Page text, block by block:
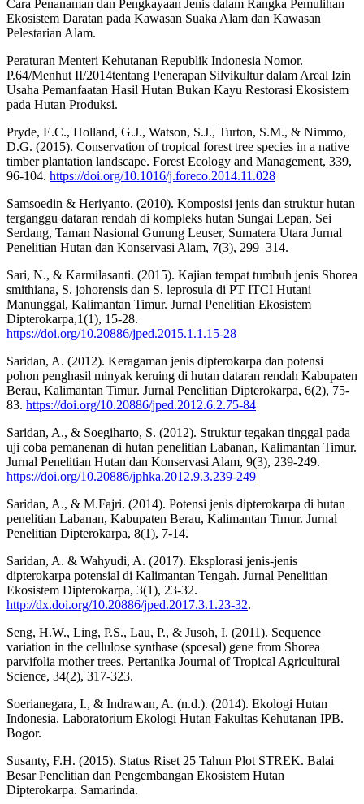
Cara Penanaman dan Pengkayaan Jenis dalam Rangka Pemulihan
Ekosistem Daratan pada Kawasan Suaka Alam dan Kawasan
Pelestarian Alam.
Peraturan Menteri Kehutanan Republik Indonesia Nomor.
P.64/Menhut II/2014tentang Penerapan Silvikultur dalam Areal Izin
Usaha Pemanfaatan Hasil Hutan Bukan Kayu Restorasi Ekosistem
pada Hutan Produksi.
Pryde, E.C., Holland, G.J., Watson, S.J., Turton, S.M., & Nimmo,
D.G. (2015). Conservation of tropical forest tree species in a native
timber plantation landscape. Forest Ecology and Management, 339,
96-104. https://doi.org/10.1016/j.foreco.2014.11.028
Samsoedin & Heriyanto. (2010). Komposisi jenis dan struktur hutan
terganggu dataran rendah di kompleks hutan Sungai Lepan, Sei
Serdang, Taman Nasional Gunung Leuser, Sumatera Utara Jurnal
Penelitian Hutan dan Konservasi Alam, 7(3), 299–314.
Sari, N., & Karmilasanti. (2015). Kajian tempat tumbuh jenis Shorea
smithiana, S. johorensis dan S. leprosula di PT ITCI Hutani
Manunggal, Kalimantan Timur. Jurnal Penelitian Ekosistem
Dipterokarpa,1(1), 15-28.
https://doi.org/10.20886/jped.2015.1.1.15-28
Saridan, A. (2012). Keragaman jenis dipterokarpa dan potensi
pohon penghasil minyak keruing di hutan dataran rendah Kabupaten
Berau, Kalimantan Timur. Jurnal Penelitian Dipterokarpa, 6(2), 75-
83. https://doi.org/10.20886/jped.2012.6.2.75-84
Saridan, A., & Soegiharto, S. (2012). Struktur tegakan tinggal pada
uji coba pemanenan di hutan penelitian Labanan, Kalimantan Timur.
Jurnal Penelitian Hutan dan Konservasi Alam, 9(3), 239-249.
https://doi.org/10.20886/jphka.2012.9.3.239-249
Saridan, A., & M.Fajri. (2014). Potensi jenis dipterokarpa di hutan
penelitian Labanan, Kabupaten Berau, Kalimantan Timur. Jurnal
Penelitian Dipterokarpa, 8(1), 7-14.
Saridan, A. & Wahyudi, A. (2017). Eksplorasi jenis-jenis
dipterokarpa potensial di Kalimantan Tengah. Jurnal Penelitian
Ekosistem Dipterokarpa, 3(1), 23-32.
http://dx.doi.org/10.20886/jped.2017.3.1.23-32.
Seng, H.W., Ling, P.S., Lau, P., & Jusoh, I. (2011). Sequence
variation in the cellulose synthase (spcesal) gene from Shorea
parvifolia mother trees. Pertanika Journal of Tropical Agricultural
Science, 34(2), 317-323.
Soerianegara, I., & Indrawan, A. (n.d.). (2014). Ekologi Hutan
Indonesia. Laboratorium Ekologi Hutan Fakultas Kehutanan IPB.
Bogor.
Susanty, F.H. (2015). Status Riset 25 Tahun Plot STREK. Balai
Besar Penelitian dan Pengembangan Ekosistem Hutan
Dipterokarpa. Samarinda.